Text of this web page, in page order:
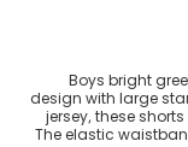
للأولاد
Boys bright
design with large
jersey, these
The elastic